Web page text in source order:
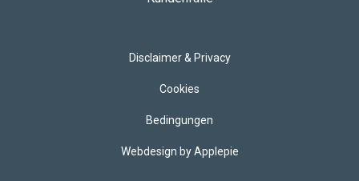
Disclaimer & Privacy
Cookies
Bedingungen
Webdesign by Applepie